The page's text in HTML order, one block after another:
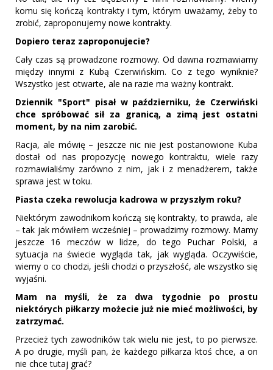
komu się kończą kontrakty i tym, którym uważamy, żeby to
zrobić, zaproponujemy nowe kontrakty.
Dopiero teraz zaproponujecie?
Cały czas są prowadzone rozmowy. Od dawna rozmawiamy
między innymi z Kubą Czerwińskim. Co z tego wyniknie?
Wszystko jest otwarte, ale na razie ma ważny kontrakt.
Dziennik "Sport" pisał w październiku, że Czerwiński
chce spróbować sił za granicą, a zimą jest ostatni
moment, by na nim zarobić.
Racja, ale mówię – jeszcze nic nie jest postanowione Kuba
dostał od nas propozycję nowego kontraktu, wiele razy
rozmawialiśmy zarówno z nim, jak i z menadżerem, także
sprawa jest w toku.
Piasta czeka rewolucja kadrowa w przyszłym roku?
Niektórym zawodnikom kończą się kontrakty, to prawda, ale
– tak jak mówiłem wcześniej – prowadzimy rozmowy. Mamy
jeszcze 16 meczów w lidze, do tego Puchar Polski, a
sytuacja na świecie wygląda tak, jak wygląda. Oczywiście,
wiemy o co chodzi, jeśli chodzi o przyszłość, ale wszystko się
wyjaśni.
Mam na myśli, że za dwa tygodnie po prostu
niektórych piłkarzy możecie już nie mieć możliwości, by
zatrzymać.
Przecież tych zawodników tak wielu nie jest, to po pierwsze.
A po drugie, myśli pan, że każdego piłkarza ktoś chce, a on
nie chce tutaj grać?